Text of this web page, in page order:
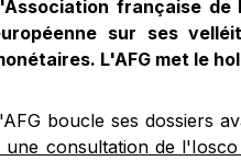
française de
sur ses
L'AFG met le
boucle ses dossiers
une consultation de